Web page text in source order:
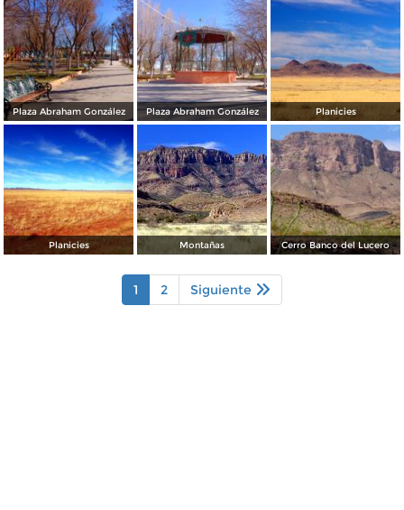
Plaza Abraham González Plaza Abraham González Planicies
Planicies Montañas Cerro Banco del Lucero
1 2 Siguiente